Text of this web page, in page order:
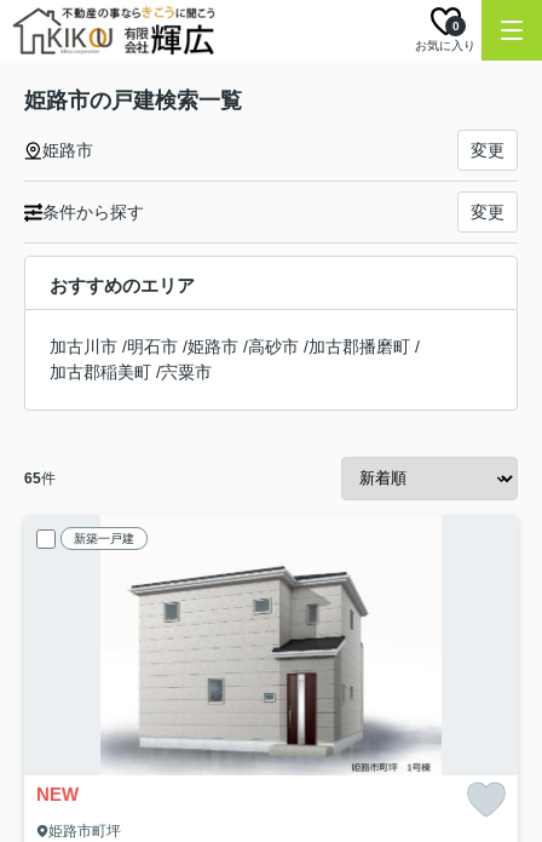
お気に入り
0
姫路市の戸建検索一覧
姫路市 変更
条件から探す 変更
おすすめのエリア
加古川市 /明石市 /姫路市 /高砂市 /加古郡播磨町 /
加古郡稲美町 /宍粟市
65件
新築一戸建
NEW
姫路市町坪